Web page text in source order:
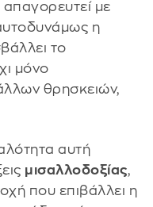
απαγορευτεί με
η
το
μόνο
θρησκειών,
αυτή
μισαλλοδοξίας,
που επιβάλλει η